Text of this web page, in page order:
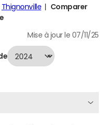
Thignonville
Comparer
Mise à jour le 07/11/25